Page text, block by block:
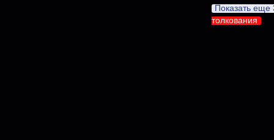
Показать еще
толкования